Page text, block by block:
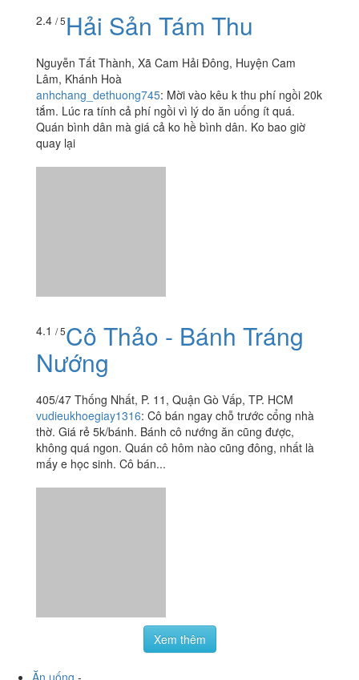
2.4 / 5Hải Sản Tám Thu
Nguyễn Tất Thành, Xã Cam Hải Đông, Huyện Cam
Lâm, Khánh Hoà
anhchang_dethuong745: Mời vào kêu k thu phí ngồi 20k
tắm. Lúc ra tính cả phí ngồi vì lý do ăn uống ít quá.
Quán bình dân mà giá cả ko hề bình dân. Ko bao giờ
quay lại
4.1 / 5Cô Thảo - Bánh Tráng
Nướng
405/47 Thống Nhất, P. 11, Quận Gò Vấp, TP. HCM
vudieukhoegiay1316: Cô bán ngay chỗ trước cổng nhà
thờ. Giá rẻ 5k/bánh. Bánh cô nướng ăn cũng được,
không quá ngon. Quán cô hôm nào cũng đông, nhất là
mấy e học sinh. Cô bán...
Xem thêm
Ăn uống -